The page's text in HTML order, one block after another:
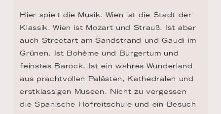
Hier spielt die Musik. Wien ist die Stadt der
Klassik. Wien ist Mozart und Strauß. Ist aber
auch Streetart am Sandstrand und Gaudi im
Grünen. Ist Bohème und Bürgertum und
feinstes Barock. Ist ein wahres Wunderland
aus prachtvollen Palästen, Kathedralen und
erstklassigen Museen. Nicht zu vergessen
die Spanische Hofreitschule und ein Besuch